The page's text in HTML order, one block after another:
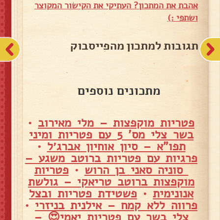
אהבת את המתכון? העתיקי את הקישור המקוצר
ושתפי :)
תגובות למתכון מהפייסבוק
מתכונים נוספים
פטריות מוקפצות – מלי מאירוב •
בשר צלי מס' 5 עם פטריות ומיני
תפו"א – סיון אוחיון אברג׳ל •
פרגיות עם פטריות ברוטב משגע –
סוניה סאני בן הרוש • פטריות
מוקפצות ברוטב טריאקי – גולשת
אנונימית• פשטידת פטריות ובצל
פרווה ללא קמח – אילנית בניזרי •